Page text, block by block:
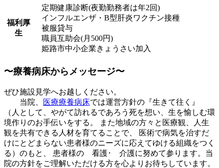
福利厚
生
定期健康診断(夜勤勤務者は年2回)
インフルエンザ・B型肝炎ワクチン接種
被服貸与
職員互助会(月500円)
姫路市中小企業きょうさい加入
〜療養病床からメッセージ〜
ぜひ施設見学へお越しください。
当院、
医療療養病床では運営方針の『生きて往く』
（人として、やがて訪れるであろう死を想い、生を愉しむ環
境作りのお手伝いをする。 また地域の方々と医療観、人生
観を共有できる人材を育てることで、 医術で病気を治すだ
けにとどまらない患者様のニーズに応えてゆける組織をつく
る）のもと、 患者様の 看護･ 介護に努めて参ります。当
院の方針をご理解いただける方を心よりお待ちしています。